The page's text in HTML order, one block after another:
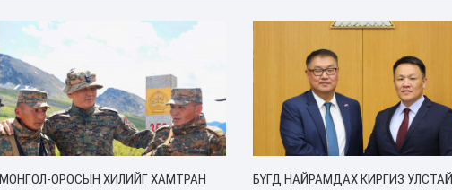
МОНГОЛ-ОРОСЫН ХИЛИЙГ ХАМТРАН
БҮГД НАЙРАМДАХ КИРГИЗ УЛСТАЙ